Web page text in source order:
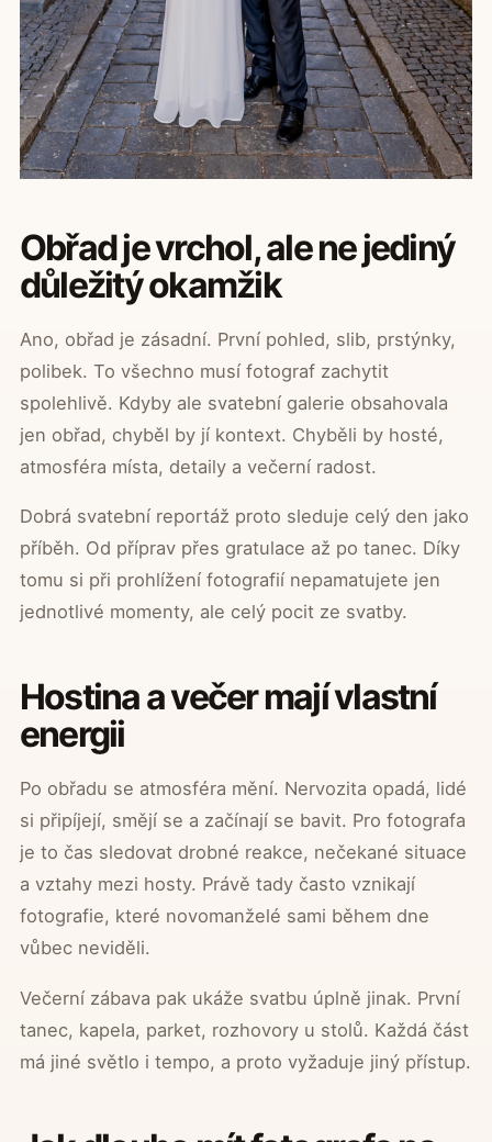
Obřad je vrchol, ale ne jediný
důležitý okamžik
Ano, obřad je zásadní. První pohled, slib, prstýnky,
polibek. To všechno musí fotograf zachytit
spolehlivě. Kdyby ale svatební galerie obsahovala
jen obřad, chyběl by jí kontext. Chyběli by hosté,
atmosféra místa, detaily a večerní radost.
Dobrá svatební reportáž proto sleduje celý den jako
příběh. Od příprav přes gratulace až po tanec. Díky
tomu si při prohlížení fotografií nepamatujete jen
jednotlivé momenty, ale celý pocit ze svatby.
Hostina a večer mají vlastní
energii
Po obřadu se atmosféra mění. Nervozita opadá, lidé
si připíjejí, smějí se a začínají se bavit. Pro fotografa
je to čas sledovat drobné reakce, nečekané situace
a vztahy mezi hosty. Právě tady často vznikají
fotografie, které novomanželé sami během dne
vůbec neviděli.
Večerní zábava pak ukáže svatbu úplně jinak. První
tanec, kapela, parket, rozhovory u stolů. Každá část
má jiné světlo i tempo, a proto vyžaduje jiný přístup.